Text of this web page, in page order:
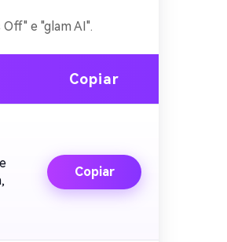
e "glam AI".
Copiar
Copiar